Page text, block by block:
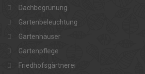
Dachbegrünung
Gartenbeleuchtung
Gartenhäuser
Gartenpflege
Friedhofsgärtnerei